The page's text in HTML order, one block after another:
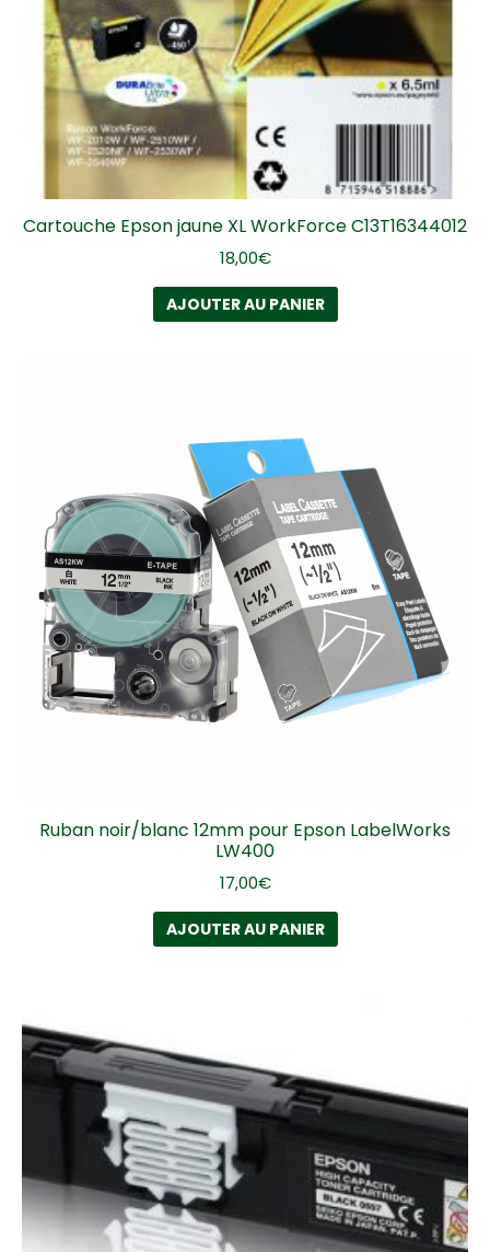
Cartouche Epson jaune XL WorkForce C13T16344012
18,00€
AJOUTER AU PANIER
Ruban noir/blanc 12mm pour Epson LabelWorks
LW400
17,00€
AJOUTER AU PANIER